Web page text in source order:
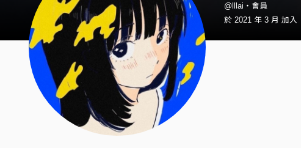
@lllai・會員
於 2021 年 3 月 加入